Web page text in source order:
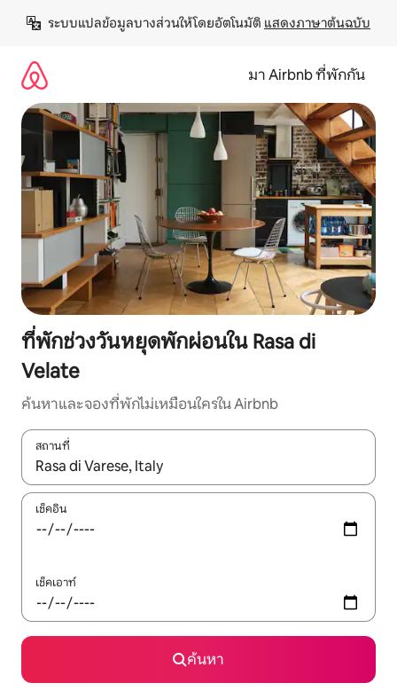
เนื้อหา
ระบบแปลข้อมูลบางส่วนให้โดยอัตโนมัติ แสดงภาษาต้นฉบับ
มา Airbnb ที่พักกัน
ที่พักช่วงวันหยุดพักผ่อนใน Rasa di
Velate
ค้นหาและจองที่พักไม่เหมือนใครใน Airbnb
สถานที่
ใช้ลูกศรขึ้นลง หรือใช้การสัมผัสหรือปัด เพื่อสำรวจผลการค้นหา
เช็คอิน
เช็คเอาท์
ค้นหา